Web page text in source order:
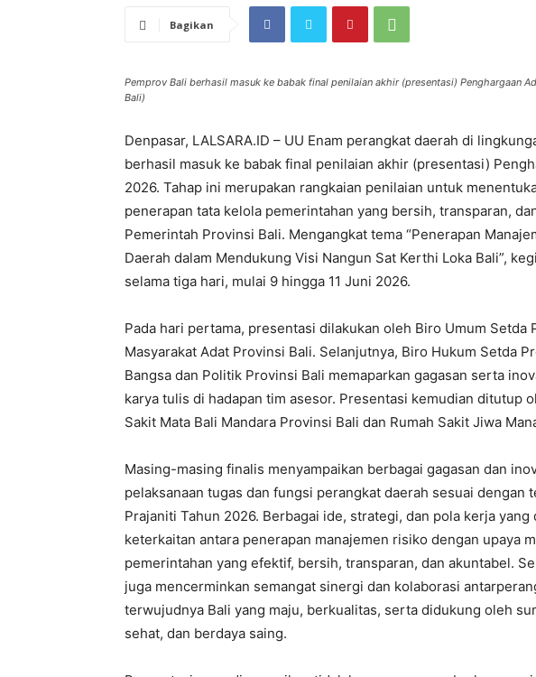
Bagikan
Pemprov Bali berhasil masuk ke babak final penilaian akhir (presentasi) Penghargaan
Bali)
Denpasar, LALSARA.ID – UU Enam perangkat daerah di
berhasil masuk ke babak final penilaian akhir (presentasi)
2026. Tahap ini merupakan rangkaian penilaian untuk
penerapan tata kelola pemerintahan yang bersih, transparan,
Pemerintah Provinsi Bali. Mengangkat tema “Penerapan
Daerah dalam Mendukung Visi Nangun Sat Kerthi Loka Bali”,
selama tiga hari, mulai 9 hingga 11 Juni 2026.
Pada hari pertama, presentasi dilakukan oleh Biro Umum Setda
Masyarakat Adat Provinsi Bali. Selanjutnya, Biro Hukum Setda
Bangsa dan Politik Provinsi Bali memaparkan gagasan serta
karya tulis di hadapan tim asesor. Presentasi kemudian ditutup
Sakit Mata Bali Mandara Provinsi Bali dan Rumah Sakit Jiwa
Masing-masing finalis menyampaikan berbagai gagasan dan
pelaksanaan tugas dan fungsi perangkat daerah sesuai dengan
Prajaniti Tahun 2026. Berbagai ide, strategi, dan pola kerja
keterkaitan antara penerapan manajemen risiko dengan upaya
pemerintahan yang efektif, bersih, transparan, dan akuntabel.
juga mencerminkan semangat sinergi dan kolaborasi
terwujudnya Bali yang maju, berkualitas, serta didukung oleh
sehat, dan berdaya saing.